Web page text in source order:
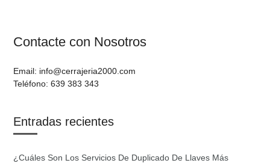
Contacte con Nosotros
Email: info@cerrajeria2000.com
Teléfono: 639 383 343
Entradas recientes
¿Cuáles Son Los Servicios De Duplicado De Llaves Más